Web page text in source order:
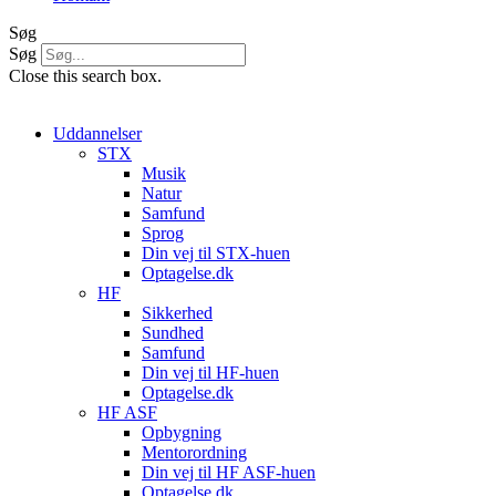
Søg
Søg
Close this search box.
Uddannelser
STX
Musik
Natur
Samfund
Sprog
Din vej til STX-huen
Optagelse.dk
HF
Sikkerhed
Sundhed
Samfund
Din vej til HF-huen
Optagelse.dk
HF ASF
Opbygning
Mentorordning
Din vej til HF ASF-huen